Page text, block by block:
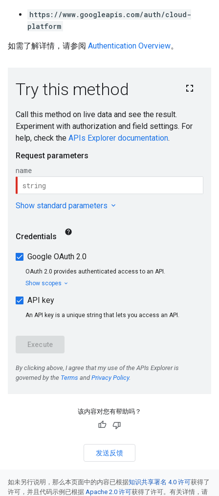
https://www.googleapis.com/auth/cloud-
platform
如需了解详情，请参阅 Authentication Overview。
该内容对您有帮助吗？
发送反馈
如未另行说明，那么本页面中的内容已根据知识共享署名 4.0 许可获得了
许可，并且代码示例已根据 Apache 2.0 许可获得了许可。有关详情，请